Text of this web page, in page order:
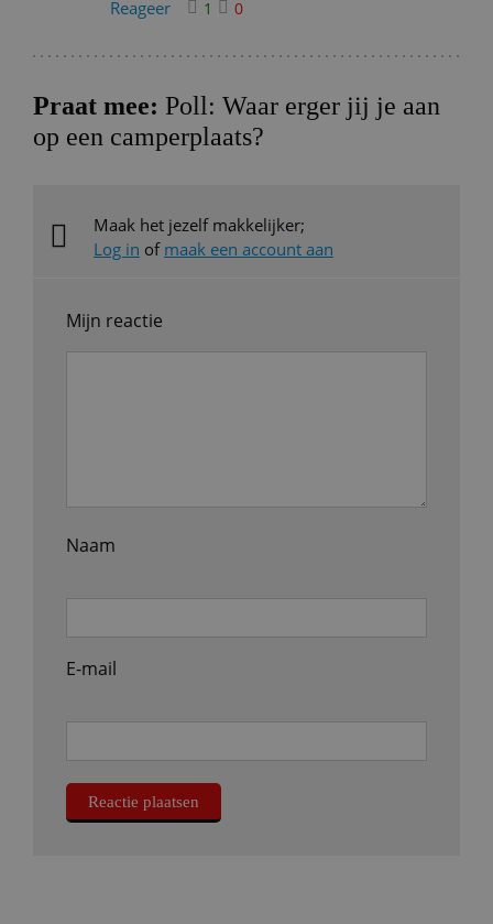
Reageer 1 0
Praat mee: Poll: Waar erger jij je aan
op een camperplaats?
Maak het jezelf makkelijker;
Log in of maak een account aan
Mijn reactie
Naam
E-mail